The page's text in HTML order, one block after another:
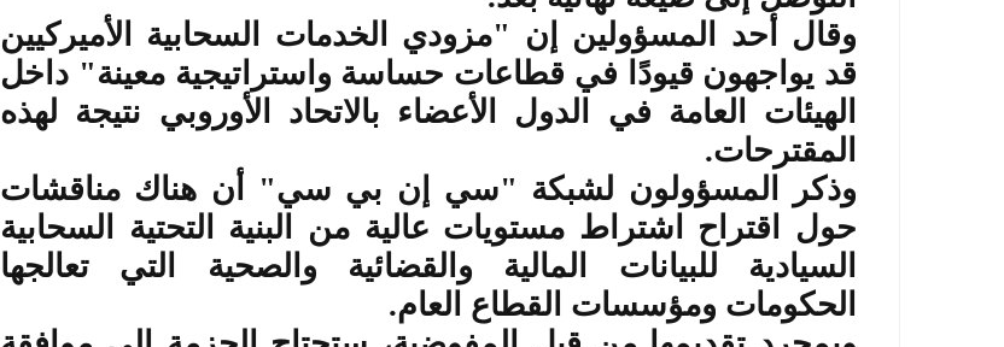
وقال أحد المسؤولين إن "مزودي الخدمات السحابية الأميركيين
قد يواجهون قيودًا في قطاعات حساسة واستراتيجية معينة" داخل
الهيئات العامة في الدول الأعضاء بالاتحاد الأوروبي نتيجة لهذه
المقترحات.
وذكر المسؤولون لشبكة "سي إن بي سي" أن هناك مناقشات
حول اقتراح اشتراط مستويات عالية من البنية التحتية السحابية
السيادية للبيانات المالية والقضائية والصحية التي تعالجها
الحكومات ومؤسسات القطاع العام.